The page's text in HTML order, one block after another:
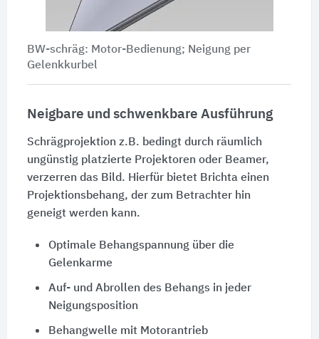
BW-schräg: Motor-Bedienung; Neigung per
Gelenkkurbel
Neigbare und schwenkbare Ausführung
Schrägprojektion z.B. bedingt durch räumlich
ungünstig platzierte Projektoren oder Beamer,
verzerren das Bild. Hierfür bietet Brichta einen
Projektionsbehang, der zum Betrachter hin
geneigt werden kann.
Optimale Behangspannung über die
Gelenkarme
Auf- und Abrollen des Behangs in jeder
Neigungsposition
Behangwelle mit Motorantrieb